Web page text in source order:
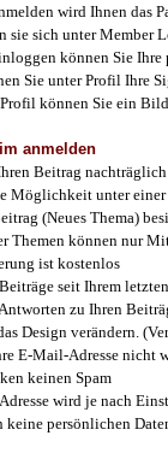
wird Ihnen das
sie sich unter Member
können Sie
Sie unter Profil Ihre
können Sie ein
anmelden
Beitrag
Möglichkeit unter
(Neues Thema)
Themen können nur
ist kostenlos
seit Ihrem
zu Ihren
Design verändern.
E-Mail-Adresse nicht
keinen Spam
wird je nach
keine persönlichen